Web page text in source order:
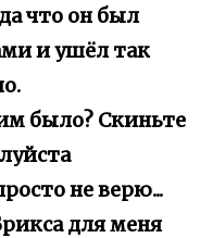
что он был
и ушёл так
было? Скиньте
не верю...
для меня